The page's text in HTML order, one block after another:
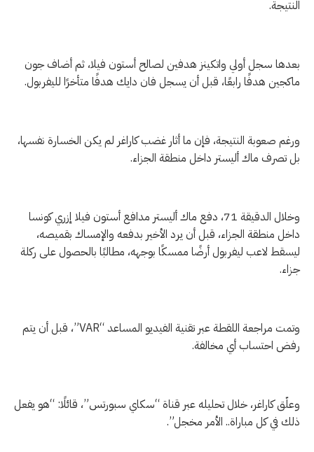
النتيجة.
بعدها سجل أولي واتكينز هدفين لصالح أستون فيلا، ثم أضاف جون
ماكجين هدفًا رابعًا، قبل أن يسجل فان دايك هدفًا متأخرًا لليفربول.
ورغم صعوبة النتيجة، فإن ما أثار غضب كاراغر لم يكن الخسارة نفسها،
بل تصرف ماك أليستر داخل منطقة الجزاء.
وخلال الدقيقة 71، دفع ماك أليستر مدافع أستون فيلا إزري كونسا
داخل منطقة الجزاء، قبل أن يرد الأخير بدفعه والإمساك بقميصه،
ليسقط لاعب ليفربول أرضًا ممسكًا بوجهه، مطالبًا بالحصول على ركلة
جزاء.
وتمت مراجعة اللقطة عبر تقنية الفيديو المساعد “VAR”، قبل أن يتم
رفض احتساب أي مخالفة.
وعلّق كاراغر، خلال تحليله عبر قناة “سكاي سبورتس”، قائلًا: “هو يفعل
ذلك في كل مباراة.. الأمر مخجل”.